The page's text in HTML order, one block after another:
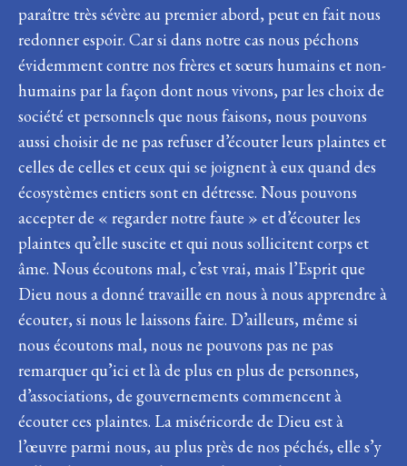
paraître très sévère au premier abord, peut en fait nous
redonner espoir. Car si dans notre cas nous péchons
évidemment contre nos frères et sœurs humains et non-
humains par la façon dont nous vivons, par les choix de
société et personnels que nous faisons, nous pouvons
aussi choisir de ne pas refuser d’écouter leurs plaintes et
celles de celles et ceux qui se joignent à eux quand des
écosystèmes entiers sont en détresse. Nous pouvons
accepter de « regarder notre faute » et d’écouter les
plaintes qu’elle suscite et qui nous sollicitent corps et
âme. Nous écoutons mal, c’est vrai, mais l’Esprit que
Dieu nous a donné travaille en nous à nous apprendre à
écouter, si nous le laissons faire. D’ailleurs, même si
nous écoutons mal, nous ne pouvons pas ne pas
remarquer qu’ici et là de plus en plus de personnes,
d’associations, de gouvernements commencent à
écouter ces plaintes. La miséricorde de Dieu est à
l’œuvre parmi nous, au plus près de nos péchés, elle s’y